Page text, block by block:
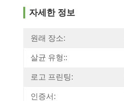
자세한 정보
원래 장소:
살균 유형::
로고 프린팅:
인증서: